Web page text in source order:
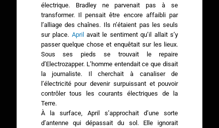
électrique. Bradley ne parvenait pas à se
transformer. Il pensait être encore affaibli par
l’alliage des chaînes. Ils n’étaient pas les seuls
sur place. Aprilavait le sentiment qu’il allait s’y
passer quelque chose et enquêtait sur les lieux.
Sous ses pieds se trouvait le repaire
d’Electrozapper. L’homme entendait ce que disait
la journaliste. Il cherchait à canaliser de
l’électricité pour devenir surpuissant et pouvoir
contrôler tous les courants électriques de la
Terre.
À la surface, April s’approchait d’une sorte
d’antenne qui dépassait du sol. Elle ignorait